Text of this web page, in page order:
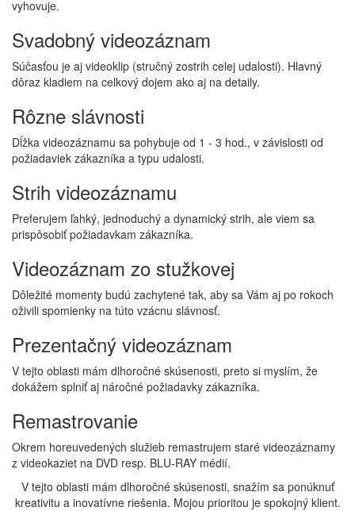
vyhovuje.
Svadobný videozáznam
Súčasťou je aj videoklip (stručný zostrih celej udalosti). Hlavný
dôraz kladiem na celkový dojem ako aj na detaily.
Rôzne slávnosti
Dĺžka videozáznamu sa pohybuje od 1 - 3 hod., v závislosti od
požiadaviek zákazníka a typu udalosti.
Strih videozáznamu
Preferujem ľahký, jednoduchý a dynamický strih, ale viem sa
prispôsobiť požiadavkam zákazníka.
Videozáznam zo stužkovej
Dôležité momenty budú zachytené tak, aby sa Vám aj po rokoch
oživili spomienky na túto vzácnu slávnosť.
Prezentačný videozáznam
V tejto oblasti mám dlhoročné skúsenosti, preto si myslím, že
dokážem splniť aj náročné požiadavky zákazníka.
Remastrovanie
Okrem horeuvedených služieb remastrujem staré videozáznamy
z videokaziet na DVD resp. BLU-RAY médií.
V tejto oblasti mám dlhoročné skúsenosti, snažím sa ponúknuť
kreativitu a inovatívne riešenia. Mojou prioritou je spokojný klient.